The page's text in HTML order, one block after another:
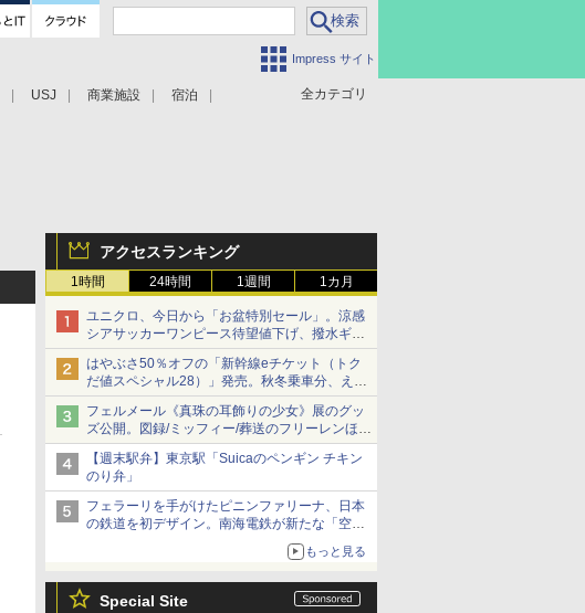
Impress サイト
全カテゴリ
USJ 商業施設 宿泊
アクセスランキング
1時間 24時間 1週間 1カ月
ユニクロ、今日から「お盆特別セール」。涼感
シアサッカーワンピース待望値下げ、撥水ギア
ショーツは1990円に
はやぶさ50％オフの「新幹線eチケット（トク
だ値スペシャル28）」発売。秋冬乗車分、えき
ねっと限定
フェルメール《真珠の耳飾りの少女》展のグッ
ズ公開。図録/ミッフィー/葬送のフリーレンほ
か、注目ブランドコラボが実現
【週末駅弁】東京駅「Suicaのペンギン チキン
のり弁」
フェラーリを手がけたピニンファリーナ、日本
の鉄道を初デザイン。南海電鉄が新たな「空港
もっと見る
Special Site